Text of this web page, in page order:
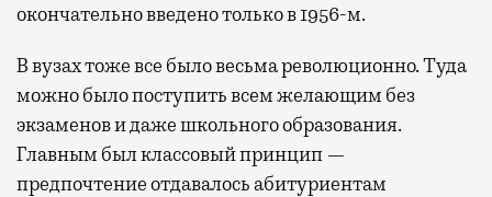
окончательно введено только в 1956-м.
В вузах тоже все было весьма революционно. Туда
можно было поступить всем желающим без
экзаменов и даже школьного образования.
Главным был классовый принцип —
предпочтение отдавалось абитуриентам